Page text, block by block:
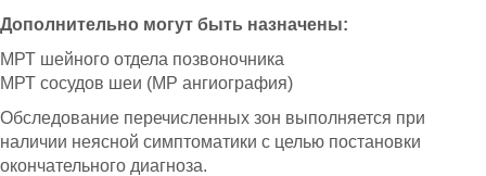
Дополнительно могут быть назначены:
МРТ шейного отдела позвоночника
МРТ сосудов шеи (МР ангиография)
Обследование перечисленных зон выполняется при
наличии неясной симптоматики с целью постановки
окончательного диагноза.